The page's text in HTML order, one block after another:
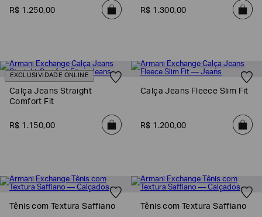
R$ 1 .250,00 R$ 1 .300,00
EXCLUSIVIDADE ONLINE
Calça Jeans Straight
Comfort Fit
R$ 1 .150,00
Calça Jeans Fleece Slim Fit
R$ 1 .200,00
Tênis com Textura Saffiano Tênis com Textura Saffiano